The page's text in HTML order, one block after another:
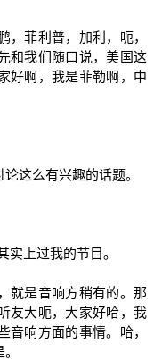
，菲利普，加利，呃，
和我们随口说，美国这
好啊，我是菲勒啊，中
这么有兴趣的话题。
上过我的节目。
就是音响方稍有的。那
友大呃，大家好哈，我
音响方面的事情。哈，